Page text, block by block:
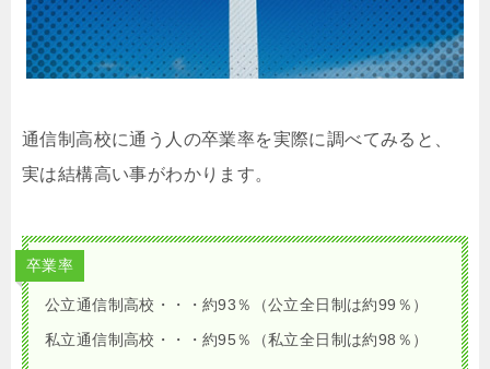
通信制高校に通う人の卒業率を実際に調べてみると、
実は結構高い事がわかります。
卒業率
公立通信制高校・・・約93％（公立全日制は約99％）
私立通信制高校・・・約95％（私立全日制は約98％）